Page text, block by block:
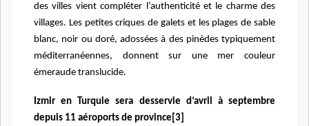
des villes vient compléter l’authenticité et le charme des
villages. Les petites criques de galets et les plages de sable
blanc, noir ou doré, adossées à des pinèdes typiquement
méditerranéennes, donnent sur une mer couleur
émeraude translucide.
Izmir en Turquie sera desservie d’avril à septembre
depuis 11 aéroports de province[3]